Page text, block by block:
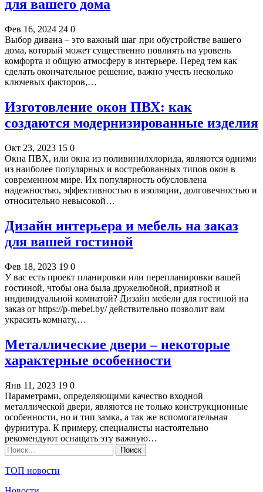
для вашего дома
Фев 16, 2024 24 0
Выбор дивана – это важный шаг при обустройстве вашего
дома, который может существенно повлиять на уровень
комфорта и общую атмосферу в интерьере. Перед тем как
сделать окончательное решение, важно учесть несколько
ключевых факторов,…
Изготовление окон ПВХ: как
создаются модернизированные изделия
Окт 23, 2023 15 0
Окна ПВХ, или окна из поливинилхлорида, являются одними
из наиболее популярных и востребованных типов окон в
современном мире. Их популярность обусловлена
надежностью, эффективностью в изоляции, долговечностью и
относительно невысокой…
Дизайн интерьера и мебель на заказ
для вашей гостиной
Фев 18, 2023 19 0
У вас есть проект планировки или перепланировки вашей
гостиной, чтобы она была дружелюбной, приятной и
индивидуальной комнатой? Дизайн мебели для гостиной на
заказ от https://p-mebel.by/ действительно позволит вам
украсить комнату,…
Металлические двери – некоторые
характерные особенности
Янв 11, 2023 19 0
Параметрами, определяющими качество входной
металлической двери, являются не только конструкционные
особенности, но и тип замка, а так же вспомогательная
фурнитура. К примеру, специалисты настоятельно
рекомендуют оснащать эту важную…
ТОП новости